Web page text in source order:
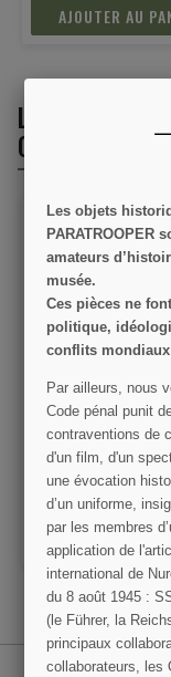
AJOUTER AU
LES CLIENTS
ONT
Polo kaki, C-47,
Experience,
35,00 €
VOIR LE
AJOUTER AU
Les objets
PARATROOPER
amateurs
musée.
Ces pièces ne
politique,
conflits
Par ailleurs, nous
Code pénal punit
contraventions de
d'un film, d'un
une évocation
d’un uniforme,
par les membres
application de
international de
du 8 août 1945 :
(le Führer, la
principaux
collaborateurs, les